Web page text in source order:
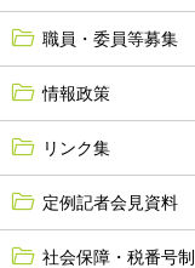
職員・委員等募集
情報政策
リンク集
定例記者会見資料
社会保障・税番号